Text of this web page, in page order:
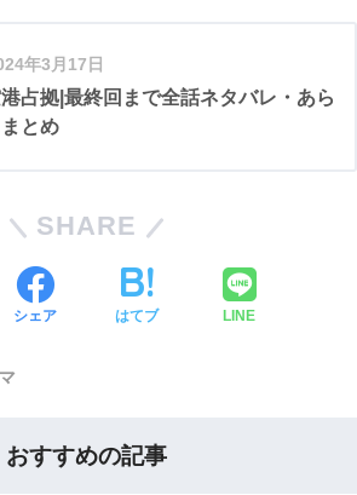
年3月17日
占拠|最終回まで全話ネタバレ・あら
とめ
SHARE
シェア はてブ LINE
おすすめの記事